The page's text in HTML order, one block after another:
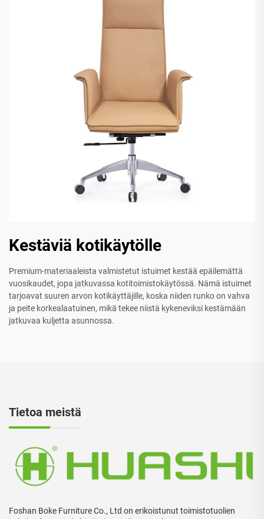
Kestäviä kotikäytölle
Premium-materiaaleista valmistetut istuimet kestää epäilemättä
vuosikaudet, jopa jatkuvassa kotitoimistokäytössä. Nämä istuimet
tarjoavat suuren arvon kotikäyttäjille, koska niiden runko on vahva
ja peite korkealaatuinen, mikä tekee niistä kykeneviksi kestämään
jatkuvaa kuljetta asunnossa.
Tietoa meistä
Foshan Boke Furniture Co., Ltd on erikoistunut toimistotuolien